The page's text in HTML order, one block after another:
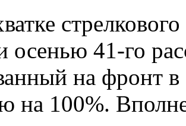
осенью 41-го
на фронт в
на 100%.